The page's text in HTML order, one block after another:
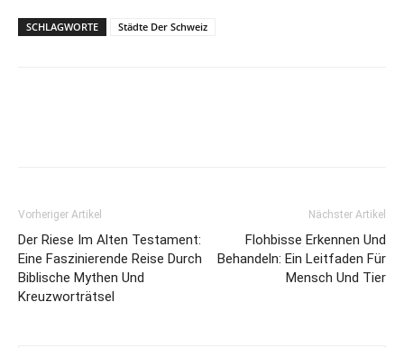
SCHLAGWORTE Städte Der Schweiz
Vorheriger Artikel
Der Riese Im Alten Testament:
Eine Faszinierende Reise Durch
Biblische Mythen Und
Kreuzworträtsel
Nächster Artikel
Flohbisse Erkennen Und
Behandeln: Ein Leitfaden Für
Mensch Und Tier